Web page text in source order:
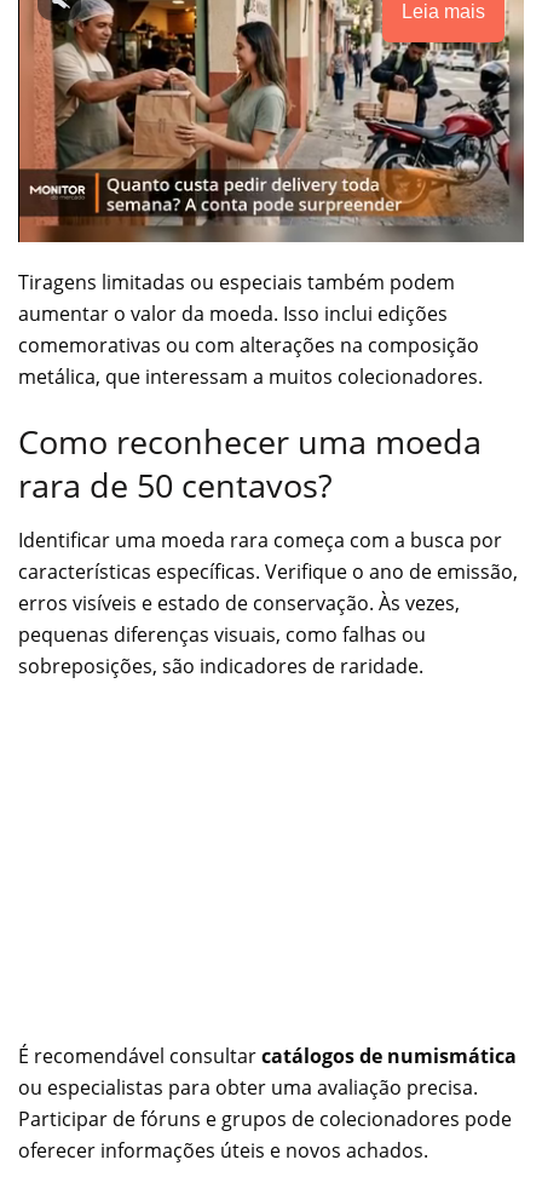
Leia mais
Tiragens limitadas ou especiais também podem
aumentar o valor da moeda. Isso inclui edições
comemorativas ou com alterações na composição
metálica, que interessam a muitos colecionadores.
Como reconhecer uma moeda
rara de 50 centavos?
Identificar uma moeda rara começa com a busca por
características específicas. Verifique o ano de emissão,
erros visíveis e estado de conservação. Às vezes,
pequenas diferenças visuais, como falhas ou
sobreposições, são indicadores de raridade.
É recomendável consultarcatálogos de numismática
ou especialistas para obter uma avaliação precisa.
Participar de fóruns e grupos de colecionadores pode
oferecer informações úteis e novos achados.